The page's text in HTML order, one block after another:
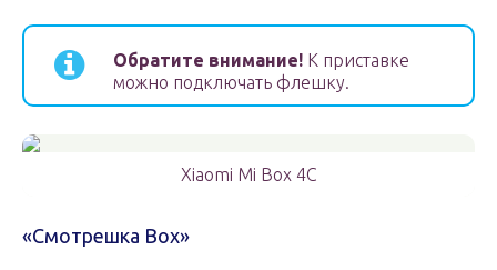
Обратите внимание! К приставке
можно подключать флешку.
Xiaomi Mi Box 4C
«Смотрешка Box»